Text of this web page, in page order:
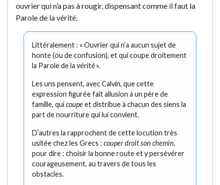
ouvrier qui n’a pas à rougir, dispensant comme il faut la
Parole de la vérité.
Littéralement : « Ouvrier qui n’a aucun sujet de
honte (ou de confusion), et qui coupe droitement
la Parole de la vérité ».
Les uns pensent, avec Calvin, que cette
expression figurée fait allusion à un père de
famille, quicoupeet distribue à chacun des siens la
part de nourriture qui lui convient.
D’autres la rapprochent de cette locution très
usitée chez les Grecs : couper droit son chemin,
pour dire : choisir la bonne route et y persévérer
courageusement, au travers de tous les
obstacles.